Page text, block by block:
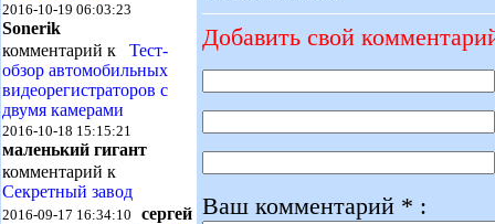
2016-10-19 06:03:23
Sonerik
комментарий к Тест-
обзор автомобильных
видеорегистраторов с
двумя камерами
2016-10-18 15:15:21
маленький гигант
комментарий к
Секретный завод
2016-09-17 16:34:10 сергей
Добавить свой
Ваш комментарий * :